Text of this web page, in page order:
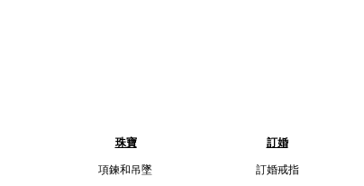
珠寶
項鍊和吊墜
訂婚
訂婚戒指